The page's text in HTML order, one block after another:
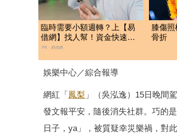
臨時需要小額週轉？上【易
借網】找人幫！資金快速到
位
PR・易借網
膝傷
骨折
娛樂中心／綜合報導
網紅「 鳳梨 」（吳泓逸）15日晚間
發文報平安，隨後消失社群。巧的
日子，ya」，被質疑幸災樂禍，對